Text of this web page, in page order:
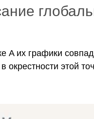
A их графики
этой